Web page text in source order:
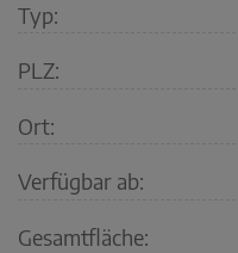
Typ:
PLZ:
Ort:
Verfügbar ab:
Gesamtfläche: